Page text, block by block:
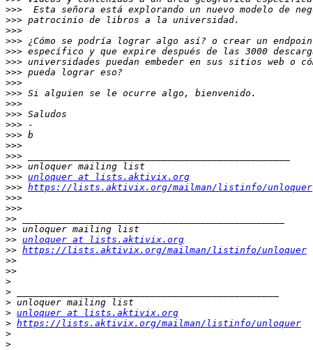
>>>
>>>
>>>
>>>
>>>
>>>
>>>
>>>
>>>
>>>
>>>
>>>
>>>
>>>
>>>
>>>
>>> unloquer at lists.aktivix.org
>>> https://lists.aktivix.org/mailman/listinfo/unloquer
>>>
>>>
>>
>>
>> unloquer at lists.aktivix.org
>> https://lists.aktivix.org/mailman/listinfo/unloquer
>>
>>
>
>
>
> unloquer at lists.aktivix.org
> https://lists.aktivix.org/mailman/listinfo/unloquer
>
>